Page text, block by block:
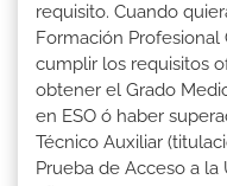
requisito. Cuando
Formación
cumplir los requisitos
obtener el Grado
en ESO ó haber
Técnico Auxiliar
Prueba de Acceso a